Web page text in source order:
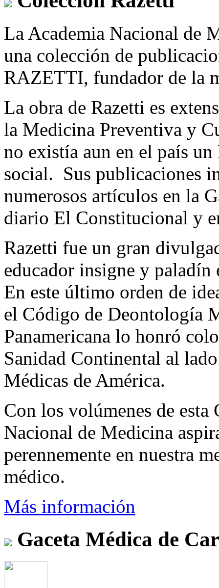
La Academia Nacional de
una colección de
RAZETTI, fundador de la
La obra de Razetti es
la Medicina Preventiva y
no existía aun en el país
social. Sus publicaciones
numerosos artículos en la
diario El Constitucional y
Razetti fue un gran
educador insigne y
En este último orden de
el Código de Deontología
Panamericana lo honró
Sanidad Continental al
Médicas de América.
Con los volúmenes de
Nacional de Medicina
perennemente en nuestra
médico.
Más información
Gaceta Médica de